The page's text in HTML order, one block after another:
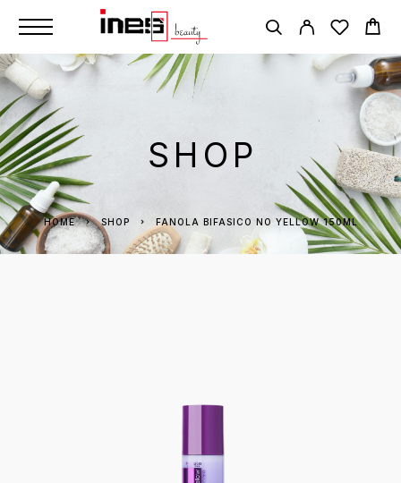
SHOP
HOME SHOP FANOLA BIFASICO NO YELLOW 150ML